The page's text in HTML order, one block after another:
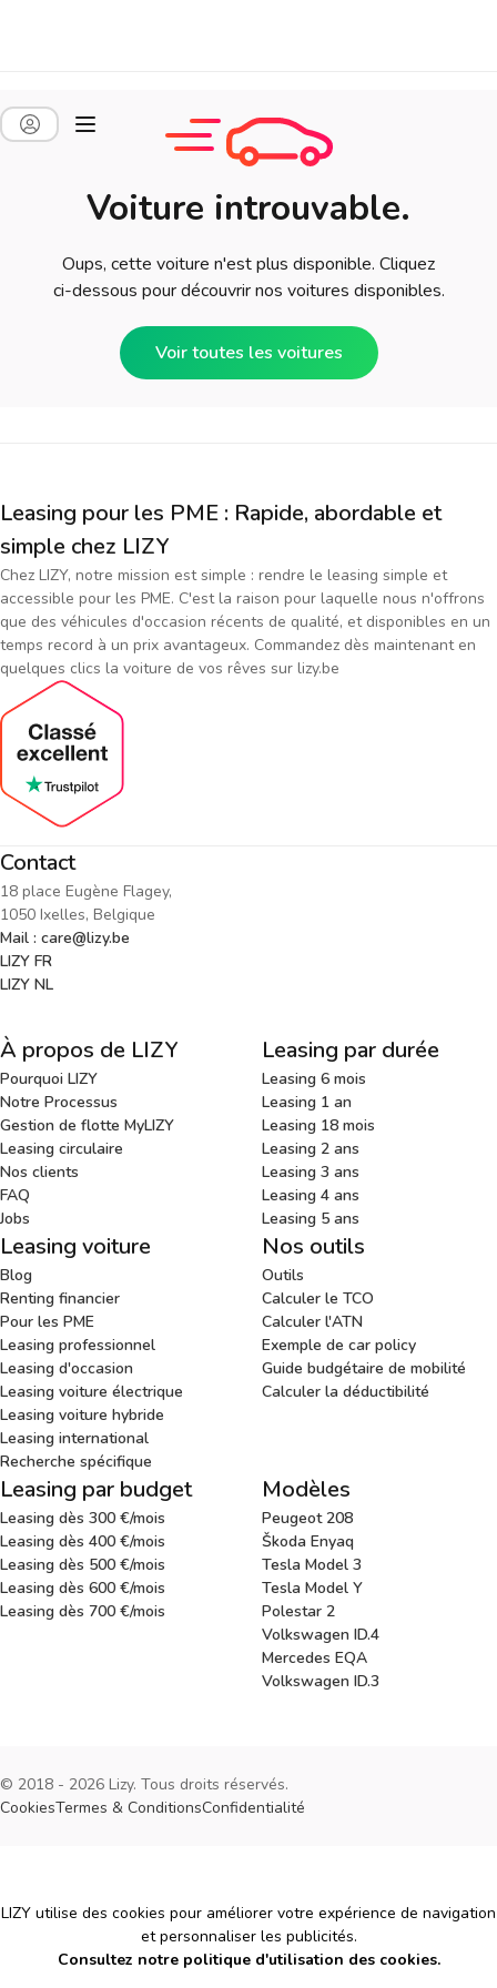
Voiture introuvable.
Oups, cette voiture n'est plus disponible. Cliquez
ci-dessous pour découvrir nos voitures disponibles.
Voir toutes les voitures
Leasing pour les PME : Rapide, abordable et
simple chez LIZY
Chez LIZY, notre mission est simple : rendre le leasing simple et
accessible pour les PME. C'est la raison pour laquelle nous n'offrons
que des véhicules d'occasion récents de qualité, et disponibles en un
temps record à un prix avantageux. Commandez dès maintenant en
quelques clics la voiture de vos rêves sur lizy.be
Contact
18 place Eugène Flagey,
1050 Ixelles, Belgique
Mail : care@lizy.be
LIZY FR
LIZY NL
À propos de LIZY
Pourquoi LIZY
Notre Processus
Gestion de flotte MyLIZY
Leasing circulaire
Nos clients
FAQ
Jobs
Leasing par durée
Leasing 6 mois
Leasing 1 an
Leasing 18 mois
Leasing 2 ans
Leasing 3 ans
Leasing 4 ans
Leasing 5 ans
Leasing voiture
Blog
Renting financier
Pour les PME
Leasing professionnel
Leasing d'occasion
Leasing voiture électrique
Leasing voiture hybride
Leasing international
Recherche spécifique
Nos outils
Outils
Calculer le TCO
Calculer l'ATN
Exemple de car policy
Guide budgétaire de mobilité
Calculer la déductibilité
Leasing par budget
Leasing dès 300 €/mois
Leasing dès 400 €/mois
Leasing dès 500 €/mois
Leasing dès 600 €/mois
Leasing dès 700 €/mois
Modèles
Peugeot 208
Škoda Enyaq
Tesla Model 3
Tesla Model Y
Polestar 2
Volkswagen ID.4
Mercedes EQA
Volkswagen ID.3
© 2018 - 2026 Lizy. Tous droits réservés.
CookiesTermes & ConditionsConfidentialité
Cookies
LIZY utilise des cookies pour améliorer votre expérience de navigation
et personnaliser les publicités.
Consultez notre politique d'utilisation des cookies.